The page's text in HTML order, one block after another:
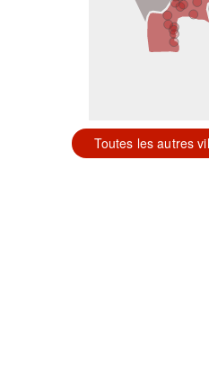
Toutes les autres